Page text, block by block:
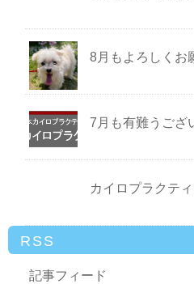
8月もよろしくお
7月も有難うござ
カイロプラクテ
RSS
記事フィード